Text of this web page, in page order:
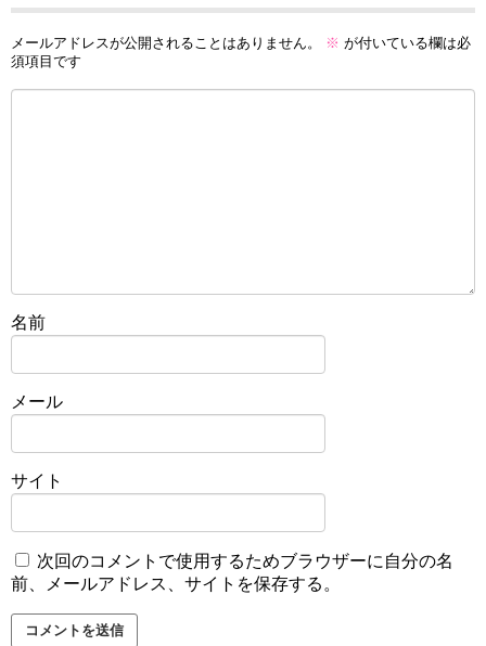
メールアドレスが公開されることはありません。 ※ が付いている欄は必
須項目です
名前
メール
サイト
次回のコメントで使用するためブラウザーに自分の名
前、メールアドレス、サイトを保存する。